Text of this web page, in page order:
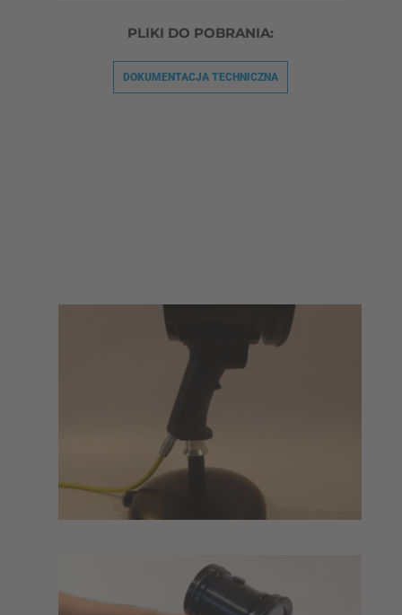
PLIKI DO POBRANIA:
DOKUMENTACJA TECHNICZNA